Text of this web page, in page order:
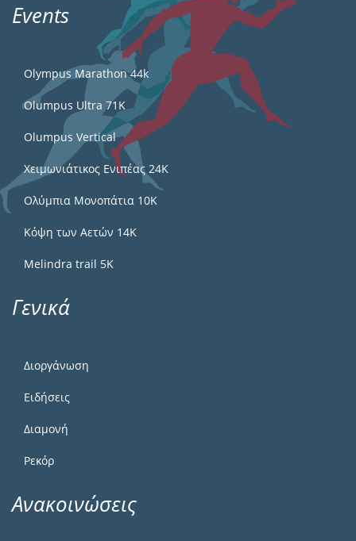
Events
Olympus Marathon 44k
Olumpus Ultra 71K
Olumpus Vertical
Χειμωνιάτικος Ενιπέας 24Κ
Ολύμπια Μονοπάτια 10Κ
Κόψη των Αετών 14Κ
Melindra trail 5Κ
Γενικά
Διοργάνωση
Ειδήσεις
Διαμονή
Ρεκόρ
Ανακοινώσεις